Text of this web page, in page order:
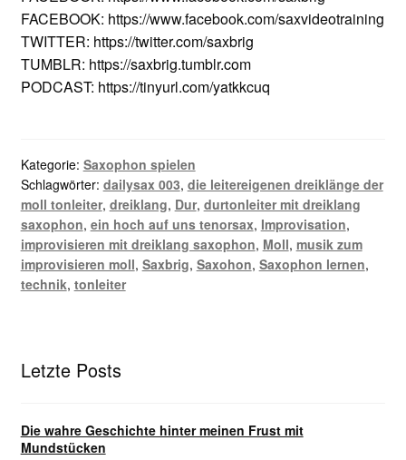
FACEBOOK: https://www.facebook.com/saxvideotraining
TWITTER: https://twitter.com/saxbrig
TUMBLR: https://saxbrig.tumblr.com
PODCAST: https://tinyurl.com/yatkkcuq
Kategorie: Saxophon spielen
Schlagwörter: dailysax 003, die leitereigenen dreiklänge der
moll tonleiter, dreiklang, Dur, durtonleiter mit dreiklang
saxophon, ein hoch auf uns tenorsax, Improvisation,
improvisieren mit dreiklang saxophon, Moll, musik zum
improvisieren moll, Saxbrig, Saxohon, Saxophon lernen,
technik, tonleiter
Letzte Posts
Die wahre Geschichte hinter meinen Frust mit
Mundstücken